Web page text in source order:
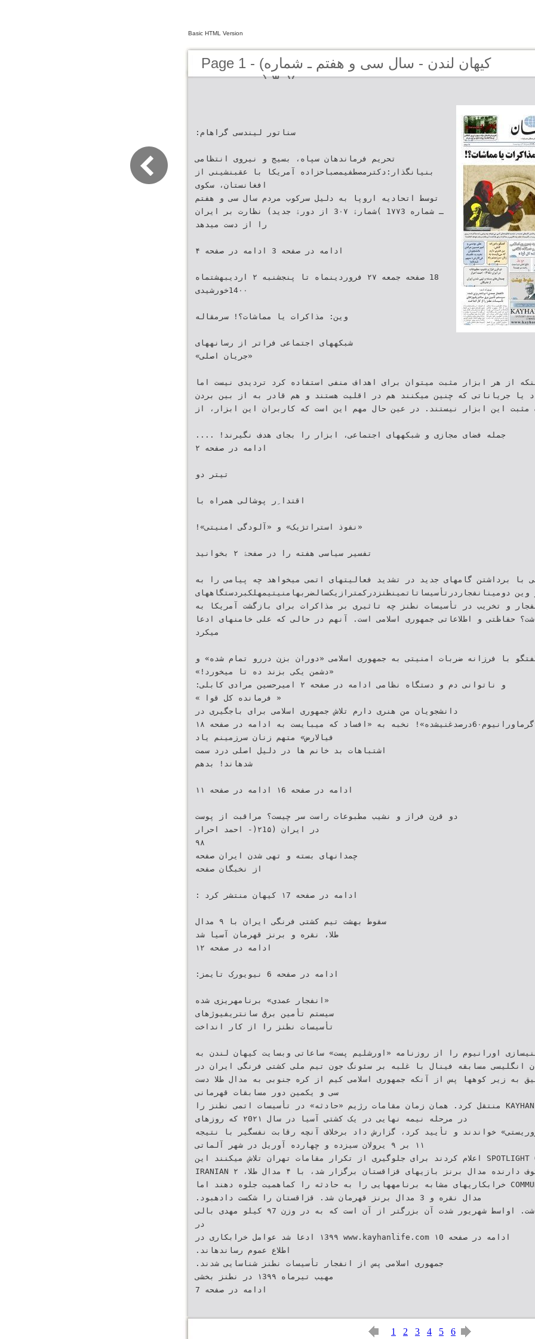
Basic HTML Version
Page 1 - (کیهان لندن - سال سى و هفتم ـ شماره
۳۰۷ (دوره جديد
‫سناتور لیندسی گراهام‪:‬‬
‫تحریم فرماندهان سپاه‪ ،‬بسیج و نیروی انتظامی‬
‫بنیانگذار‪:‬دکترمصطفیمصباحزاده‬ ‫آمریکا با عقبنشینی از
افغانستان‪ ،‬سکوی‬
‫توسط اتحادیه اروپا به دلیل سرکوب مردم‬ ‫سال سی و هفتم
ـ شماره ‪( 1۷۷3‬شمارۀ ‪ 3۰۷‬از دورۀ جدید)‬ ‫نظارت بر ایران
را از دست میدهد‬
‫ادامه در صفحه ‪۴‬‬ ‫ادامه در صفحه ‪3‬‬
‫‪ 18‬صفحه‬ ‫جمعه ‪ ۲۷‬فروردینماه تا پنجشنبه ‪ ۲‬اردیبهشتماه
‪14۰۰‬خورشیدی‬
‫وین‪ :‬مذاکرات یا مماشات؟!‬ ‫سرمقاله‬
‫شبکههای اجتماعی فراتر از رسانههای‬
‫«جریان اصلی»‬
از هر ابزار مثبت میتوان برای اهداف منفی استفاده کرد تردیدی نیست اما‬
یا جریاناتی که چنین میکنند هم در اقلیت هستند و هم قادر به از بین بردن‬
‫تأثیرات مثبت این ابزار نیستند‪ .‬در عین حال مهم این است که کاربران این ابزار‪ ،‬از‬
‫جمله فضای مجازی و شبکههای اجتماعی‪ ،‬ابزار را بجای هدف نگیرند! ‪....‬‬
‫ادامه در صفحه ‪۲‬‬
‫تیتر دو‬
‫اقتدا ِر پوشالی همراه با‬
‫«نفوذ استراتژیک» و «آلودگی امنیتی»!‬
‫تفسیر سیاسی هفته را در صفحۀ ‪ ۲‬بخوانید‬
با برداشتن گامهای جدید در تشدید فعالیتهای اتمی میخواهد چه پیامی را به
وین‬ ‫دومینانفجاردرتأسیساتاتمینطنزدرکمترازیکسالضربهامنیتیمهلکبردستگاههای‬
و تخریب در تأسیسات نطنز چه تاثیری بر مذاکرات برای بازگشت آمریکا به
برجام خواهد گذاشت؟‬ ‫حفاظتی و اطلاعاتی جمهوری اسلامی است‪ .‬آنهم در حالی که علی خامنهای ادعا
میکرد‬
با فرزانه‬ ‫ضربات امنیتی به جمهوری اسلامی‬ ‫«دوران بزن دررو تمام شده» و
«دشمن یکی بزند ده تا میخورد!»‬
‫امیرحسین مرادی‬ ‫کابلی‪:‬‬ ‫و ناتوانی دم و دستگاه نظامی‬ ‫ادامه در صفحه ‪۲‬‬
‫« فرمانده کل قوا »‬
‫دانشجویان‬ ‫من هنری دارم‬ ‫تلاش جمهوری اسلامی برای باجگیری در‬
‫نخبه به «افساد‬ ‫که میبایست به‬ ‫ادامه در صفحه ‪۱٨‬‬ ‫وینبا«‪۹‬گرماورانیوم‪6۰‬درصدغنیشده»!‬
‫فیالارض» متهم‬ ‫زنان سرزمینم یاد‬
‫اشتباهات بد خانم ها در دلیل اصلی درد سمت‬
‫شدهاند!‬ ‫بدهم‬
‫ادامه در صفحه ‪۱۱‬‬ ‫ادامه در صفحه ‪۱6‬‬
‫دو قرن فراز و نشیب مطبوعات‬ ‫راست سر چیست؟‬ ‫مراقبت از پوست‬
‫در ایران (‪ -)۲1۵‬احمد احرار‬
‫‪۹٨‬‬
‫چمدانهای بسته و تهی شدن ایران‬ ‫صفحه‬
‫از نخبگان‬ ‫صفحه‬
‫کیهان منتشر کرد ‪:‬‬ ‫ادامه در صفحه ‪۱7‬‬
‫سقوط بهشت‬ ‫تیم کشتی فرنگی ایران با ‪ ۹‬مدال‬
‫طلا‪ ،‬نقره و برنز قهرمان آسیا شد‬
‫ادامه در صفحه ‪۱۲‬‬
‫نیویورک تایمز‪:‬‬ ‫ادامه در صفحه ‪6‬‬
‫«انفجار عمدی» برنامهریزی شده‬
‫سیستم تأمین برق سانتریفیوژهای‬
‫تأسیسات نطنز را از کار انداخت‬
اورانیوم را از‬ ‫روزنامه «اورشلیم پست» ساعاتی‬ ‫وبسایت کیهان لندن به
انگلیسی‬ ‫مسابقه فینال با غلبه بر سئونگ جون‬ ‫تیم ملی کشتی فرنگی ایران در‬
به زیر کوهها‬ ‫پس از آنکه جمهوری اسلامی‬ ‫کیم از کره جنوبی به مدال طلا دست‬
‫سی و یکمین دور مسابقات قهرمانی‬
‫منتقل کرد‪ .‬همان زمان مقامات رژیم‬ ‫«حادثه» در تأسیسات اتمی نطنز را‬ ‫‪KAYHANLIFE‬‬ ‫یافت‪ .‬او
در مرحله نیمه نهایی در یک‬ ‫کشتی آسیا در سال ‪ ۲0۲۱‬که روزهای‬
‫آن واقعه را «تروریستی» خواندند و‬ ‫تأیید کرد‪ ،‬گزارش داد برخلاف آنچه‬ ‫رقابت نفسگیر با نتیجه
‪ ۱۱‬بر ‪ ۹‬یرولان‬ ‫سیزده و چهارده آوریل در شهر آلماتی‬
‫اعلام کردند برای جلوگیری از تکرار‬ ‫مقامات تهران تلاش میکنند این‬ ‫‪SPOTLIGHT ON A GLOBAL
IRANIAN‬‬ ‫ایسکاکوف دارنده مدال برنز بازیهای‬ ‫قزاقستان برگزار شد‪ ،‬با ‪ ۴‬مدال طلا‪۲ ،‬‬
‫خرابکاریهای مشابه برنامههایی را به‬ ‫حادثه را کماهمیت جلوه دهند اما‬ ‫‪COMMUNITY‬‬ ‫آسیایی از
قزاقستان را شکست دادهبود‪.‬‬ ‫مدال نقره و ‪ 3‬مدال برنز قهرمان شد‪.‬‬
‫اجرا خواهند گذاشت‪ .‬اواسط شهریور‬ ‫شدت آن بزرگتر از آن است که به‬ ‫در وزن ‪ ۹7‬کیلو مهدی بالی
در‬
‫‪ ۱3۹۹‬ادعا شد عوامل خرابکاری در‬ ‫‪www.kayhanlife.com‬‬ ‫ادامه در صفحه ‪۱0‬‬
‫اطلاع عموم رساندهاند‪.‬‬
‫تأسیسات نطنز شناسایی شدند‪.‬‬ ‫جمهوری اسلامی پس از انفجار‬
‫مهیب تیرماه ‪ ۱3۹۹‬در نطنز بخشی‬
1 2 3 4 5 6